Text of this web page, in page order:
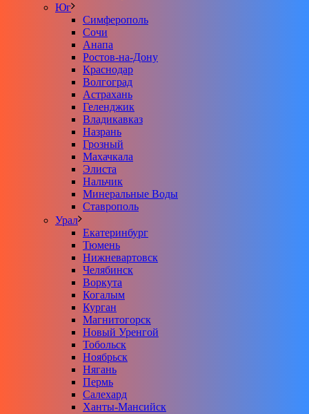
Юг
Симферополь
Сочи
Анапа
Ростов-на-Дону
Краснодар
Волгоград
Астрахань
Геленджик
Владикавказ
Назрань
Грозный
Махачкала
Элиста
Нальчик
Минеральные Воды
Ставрополь
Урал
Екатеринбург
Тюмень
Нижневартовск
Челябинск
Воркута
Когалым
Курган
Магнитогорск
Новый Уренгой
Тобольск
Ноябрьск
Нягань
Пермь
Салехард
Ханты-Мансийск